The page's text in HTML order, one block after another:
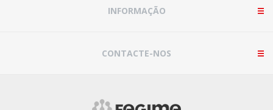
INFORMAÇÃO
CONTACTE-NOS